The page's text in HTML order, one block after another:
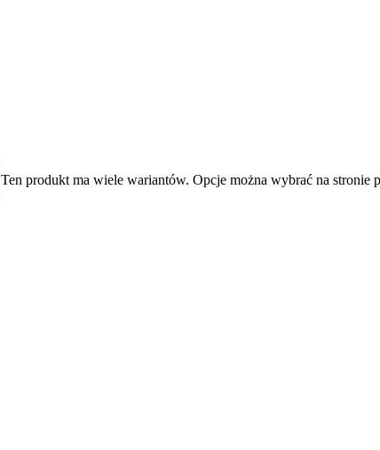
Ten produkt ma wiele wariantów. Opcje można wybrać na stronie